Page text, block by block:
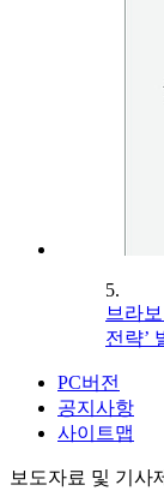
5.
브라
전략’
PC버전
공지사항
사이트맵
보도자료 및 기사